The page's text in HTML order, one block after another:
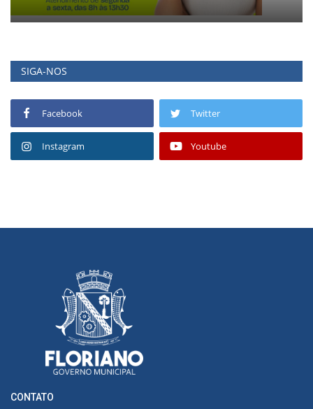
SIGA-NOS
Facebook Twitter
Instagram Youtube
CONTATO